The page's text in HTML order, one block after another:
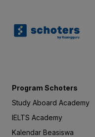
Program Schoters
Study Aboard Academy
IELTS Academy
Kalendar Beasiswa